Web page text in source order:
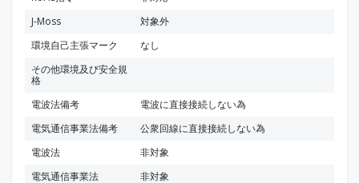
J-Moss
対象外
環境自己主張マーク
なし
その他環境及び安全規
格
電波法備考
電波に直接接続しない為
電気通信事業法備考
公衆回線に直接接続しない為
電波法
非対象
電気通信事業法
非対象